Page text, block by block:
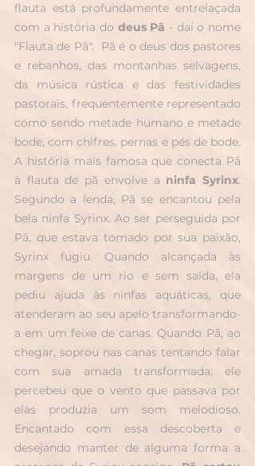
flauta está profundamente entrelaçada
com a história do deus Pã - daí o nome
"Flauta de Pã".  Pã é o deus dos pastores
e rebanhos, das montanhas selvagens,
da música rústica e das festividades
pastorais, frequentemente representado
como sendo metade humano e metade
bode, com chifres, pernas e pés de bode.
A história mais famosa que conecta Pã
à flauta de pã envolve a ninfa Syrinx.
Segundo a lenda, Pã se encantou pela
bela ninfa Syrinx. Ao ser perseguida por
Pã, que estava tomado por sua paixão,
Syrinx fugiu. Quando alcançada às
margens de um rio e sem saída, ela
pediu ajuda às ninfas aquáticas, que
atenderam ao seu apelo transformando-
a em um feixe de canas. Quando Pã, ao
chegar, soprou nas canas tentando falar
com sua amada transformada, ele
percebeu que o vento que passava por
elas produzia um som melodioso.
Encantado com essa descoberta e
desejando manter de alguma forma a